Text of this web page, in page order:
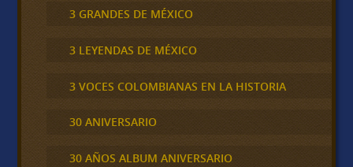
3 GRANDES DE MÉXICO
3 LEYENDAS DE MÉXICO
3 VOCES COLOMBIANAS EN LA HISTORIA
30 ANIVERSARIO
30 AÑOS ALBUM ANIVERSARIO